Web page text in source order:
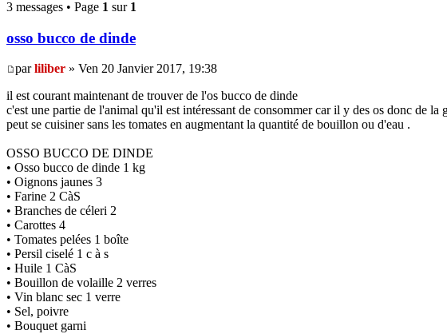
3 messages • Page 1 sur 1
osso bucco de dinde
parliliber » Ven 20 Janvier 2017, 19:38
il est courant maintenant de trouver de l'os bucco de dinde
c'est une partie de l'animal qu'il est intéressant de consommer car il y des os donc de
peut se cuisiner sans les tomates en augmentant la quantité de bouillon ou d'eau .
OSSO BUCCO DE DINDE
• Osso bucco de dinde 1 kg
• Oignons jaunes 3
• Farine 2 CàS
• Branches de céleri 2
• Carottes 4
• Tomates pelées 1 boîte
• Persil ciselé 1 c à s
• Huile 1 CàS
• Bouillon de volaille 2 verres
• Vin blanc sec 1 verre
• Sel, poivre
• Bouquet garni